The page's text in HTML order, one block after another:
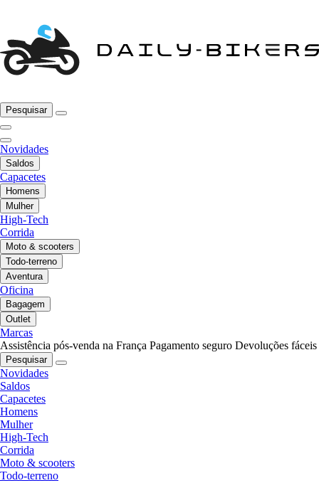
Pesquisar
Novidades
Saldos
Capacetes
Homens
Mulher
High-Tech
Corrida
Moto & scooters
Todo-terreno
Aventura
Oficina
Bagagem
Outlet
Marcas
Assistência pós-venda na França Pagamento seguro Devoluções fáceis
Pesquisar
Novidades
Saldos
Capacetes
Homens
Mulher
High-Tech
Corrida
Moto & scooters
Todo-terreno